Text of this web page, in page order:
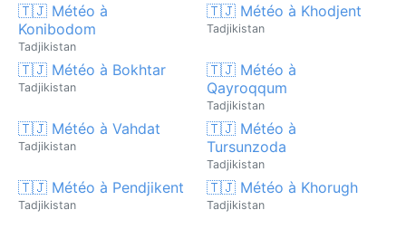
🇹🇯 Météo à
Konibodom
Tadjikistan
🇹🇯 Météo à Khodjent
Tadjikistan
🇹🇯 Météo à Bokhtar
Tadjikistan
🇹🇯 Météo à
Qayroqqum
Tadjikistan
🇹🇯 Météo à Vahdat
Tadjikistan
🇹🇯 Météo à
Tursunzoda
Tadjikistan
🇹🇯 Météo à Pendjikent
Tadjikistan
🇹🇯 Météo à Khorugh
Tadjikistan